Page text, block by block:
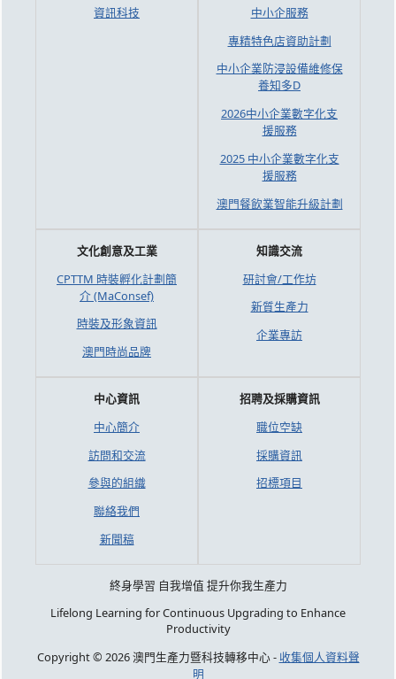
資訊科技
中小企服務
專精特色店資助計劃
中小企業防浸設備維修保
養知多D
2026中小企業數字化支
援服務
2025 中小企業數字化支
援服務
澳門餐飲業智能升級計劃
文化創意及工業
CPTTM 時裝孵化計劃簡
介 (MaConsef)
時裝及形象資訊
澳門時尚品牌
知識交流
研討會/工作坊
新質生產力
企業專訪
中心資訊
中心簡介
訪問和交流
參與的組織
聯絡我們
新聞稿
招聘及採購資訊
職位空缺
採購資訊
招標項目
終身學習 自我增值 提升你我生產力
Lifelong Learning for Continuous Upgrading to Enhance
Productivity
Copyright © 2026 澳門生產力暨科技轉移中心 - 收集個人資料聲
明